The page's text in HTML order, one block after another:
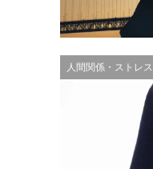
人間関係・ストレス